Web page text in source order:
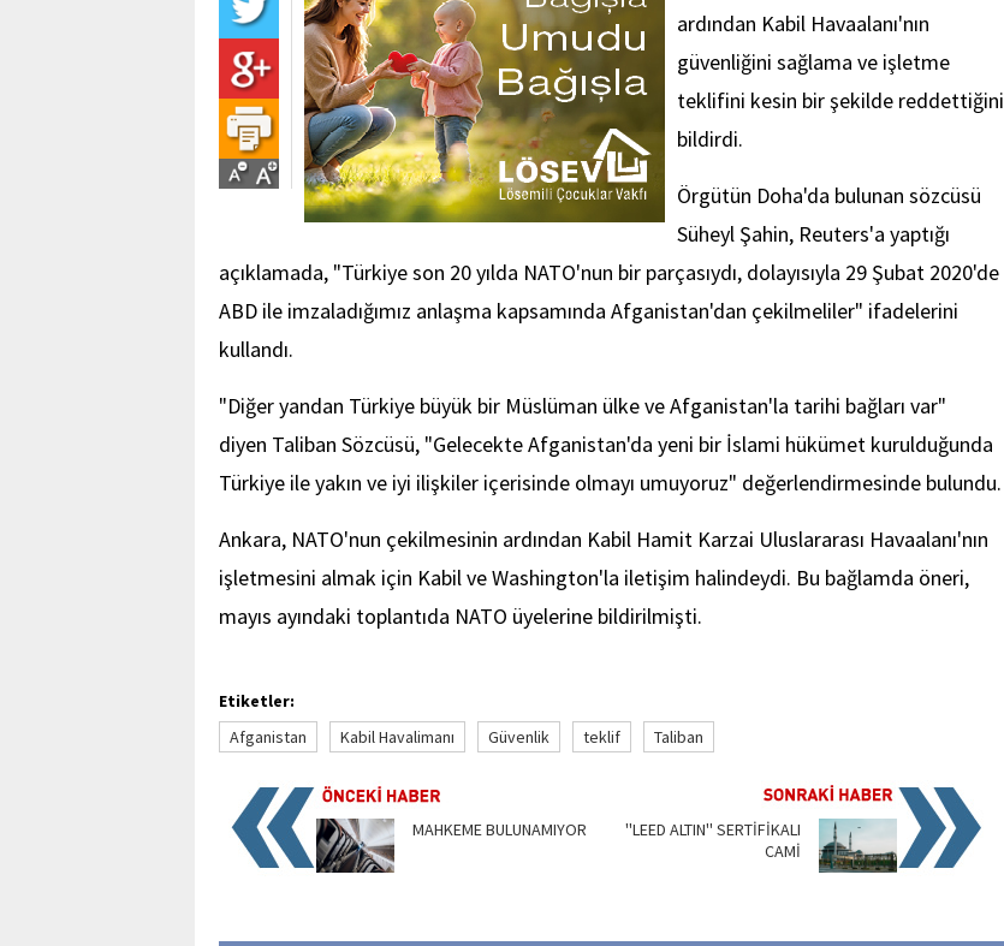
ardından Kabil Havaalanı'nın
güvenliğini sağlama ve işletme
teklifini kesin bir şekilde reddettiğini
bildirdi.
Örgütün Doha'da bulunan sözcüsü
Süheyl Şahin, Reuters'a yaptığı
açıklamada, "Türkiye son 20 yılda NATO'nun bir parçasıydı, dolayısıyla 29 Şubat 2020'de
ABD ile imzaladığımız anlaşma kapsamında Afganistan'dan çekilmeliler" ifadelerini
kullandı.
"Diğer yandan Türkiye büyük bir Müslüman ülke ve Afganistan'la tarihi bağları var"
diyen Taliban Sözcüsü, "Gelecekte Afganistan'da yeni bir İslami hükümet kurulduğunda
Türkiye ile yakın ve iyi ilişkiler içerisinde olmayı umuyoruz" değerlendirmesinde bulundu.
Ankara, NATO'nun çekilmesinin ardından Kabil Hamit Karzai Uluslararası Havaalanı'nın
işletmesini almak için Kabil ve Washington'la iletişim halindeydi. Bu bağlamda öneri,
mayıs ayındaki toplantıda NATO üyelerine bildirilmişti.
Etiketler:
Afganistan
Kabil Havalimanı Güvenlik teklif Taliban
MAHKEME BULUNAMIYOR
''LEED ALTIN'' SERTİFİKALI
CAMİ